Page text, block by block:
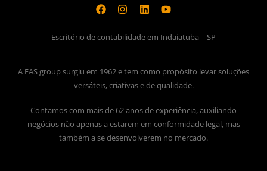
Escritório de contabilidade em Indaiatuba – SP
A FAS group surgiu em 1962 e tem como propósito levar soluções
versáteis, criativas e de qualidade.
Contamos com mais de 62 anos de experiência, auxiliando
negócios não apenas a estarem em conformidade legal, mas
também a se desenvolverem no mercado.